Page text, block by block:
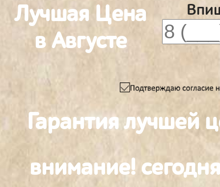
Лучшая Цена
в Августе
Гарантия лучшей
внимание!